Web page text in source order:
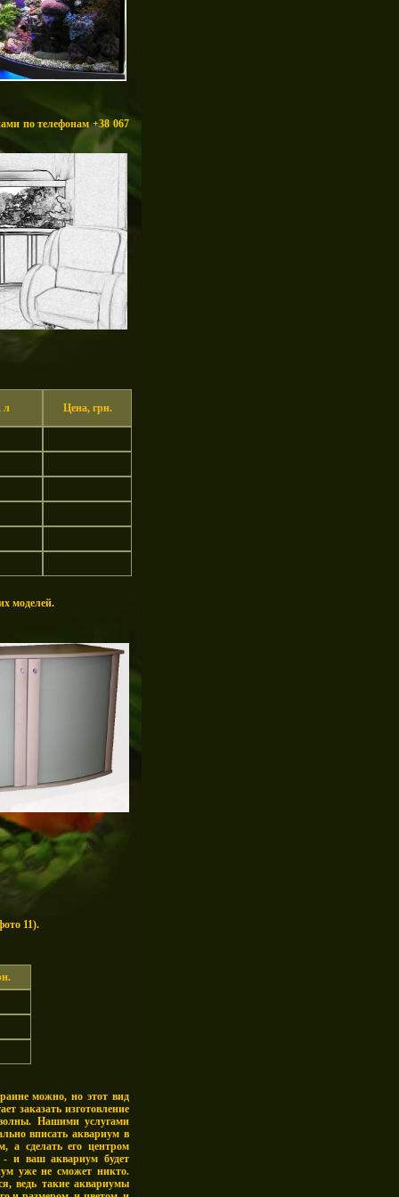
по телефонам +38 067
л Цена, грн.
моделей.
11).
можно, но этот вид
заказать изготовление
Нашими услугами
вписать аквариум в
а сделать его центром
и ваш аквариум будет
уже не сможет никто.
ведь такие аквариумы